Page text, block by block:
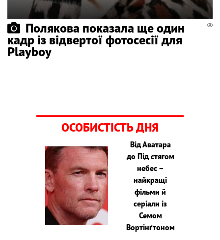
Полякова показала ще один
кадр із відвертої фотосесії для
Playboy
ОСОБИСТІСТЬ ДНЯ
Від Аватара
до Під стягом
небес –
найкращі
фільми й
серіали із
Семом
Вортінґтоном